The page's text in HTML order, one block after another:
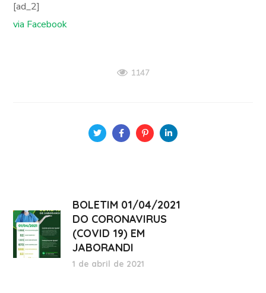
[ad_2]
via Facebook
1147
BOLETIM 01/04/2021
DO CORONAVIRUS
(COVID 19) EM
JABORANDI
1 de abril de 2021